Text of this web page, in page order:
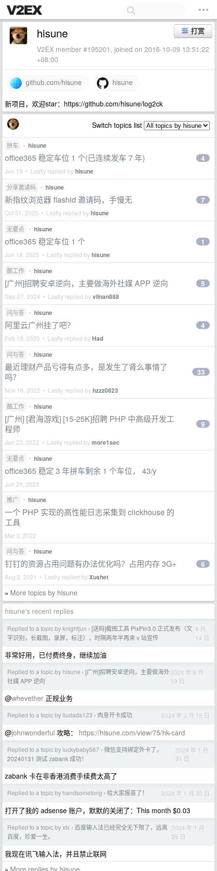
打赏
hisune
V2EX member #195201, joined on 2016-10-09 13:51:22
+08:00
github.com/hisune hisune
新项目，欢迎star：https://github.com/hisune/log2ck
Switch topics list
拼车 • hisune
office365 稳定车位 1 个(已连续发车 7 年)
Jun 18 • Lastly replied byhisune
4
分享邀请码 • hisune
新指纹浏览器 flashid 邀请码，手慢无
Oct 31, 2025 • Lastly replied byhisune
7
无要点 • hisune
office365 稳定车位 1 个
Jun 18, 2025 • Lastly replied byhisune
1
酷工作 • hisune
[广州]招聘安卓逆向，主要做海外社媒 APP 逆向
Sep 27, 2024 • Lastly replied byviinan888
5
问与答 • hisune
阿里云广州挂了吧？
Feb 18, 2023 • Lastly replied byHad
4
问与答 • hisune
最近理财产品亏得有点多，是发生了肾么事情了
吗？
Nov 16, 2022 • Lastly replied byhzzz0823
33
酷工作 • hisune
[广州] [君海游戏] [15-25K]招聘 PHP 中高级开发工
程师
Jun 23, 2022 • Lastly replied bymore1sec
9
无要点 • hisune
office365 稳定 3 年拼车剩余 1 个车位， 43/y
Jun 20, 2022
推广
• hisune
一个 PHP 实现的高性能日志采集到 clickhouse 的
工具
Mar 3, 2022
问与答
• hisune
钉钉的资源占用问题有办法优化吗？占用内存 3G+
Aug 2, 2021 • Lastly replied byXushet
6
» More topics by hisune
hisune's recent replies
Replied to a topic by knightjun › [送码]截图工具 PixPin3.0 正式发布（文
字识别，长截图，录屏，标注），时隔两年半再来 v 站宣传
4 月
14 日
非常好用，已付费终身，继续加油
Replied to a topic by hisune › [广州]招聘安卓逆向，主要做海外
社媒 APP 逆向
2024 年 9 月
19 日
@whevether 正规业务
Replied to a topic by liudada123 › 肉身开卡成功 2024 年 3 月 15 日
@johnwonderful 攻略： https://hisune.com/view/75/hk-card
Replied to a topic by luckybaby567 › 微信支持绑定外卡了，
20240131 测试 zabank 成功！
2024 年 1 月
31 日
zabank 卡在非香港消费手续费太高了
Replied to a topic by handsometong › 给大家报喜了！ 2024 年 1 月 30 日
打开了我的 adsense 账户，默默的关闭了：This month $0.03
Replied to a topic by xtx › 百度输入法已经完全无下限了，远离
百度，珍爱一生。
2024 年 1 月
26 日
我现在讯飞输入法，并且禁止联网
More replies by hisune